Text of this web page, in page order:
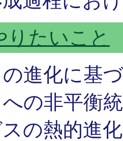
りたいこと
進化に基
の非平衡
の熱的進化